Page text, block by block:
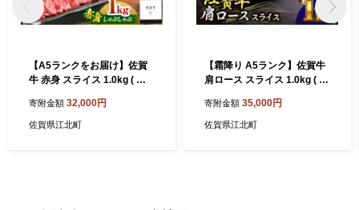
【A5ランクをお届け】佐賀
牛 赤身 スライス 1.0kg ( し
[HAD049] 黒毛和牛 牛肉 肉
精肉 赤身 佐賀牛 鍋 A5 贈答
寄附金額 32,000円
佐賀県江北町
【霜降り A5ランク】佐賀牛
肩ロース スライス 1.0kg ( す
D043] ロース 鍋 A5 牛肉 黒
毛和牛 佐賀 ギフト お祝い 贈
寄附金額 35,000円
佐賀県江北町